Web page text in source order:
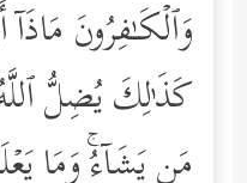
وَٱلۡكَـٰفِرُونَ مَاذَاۤ
كَذَ ٰ⁠لِكَ یُضِلُّ
مَن یَشَاۤءُۚ وَمَا